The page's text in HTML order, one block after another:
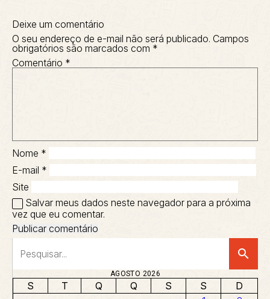
Deixe um comentário
O seu endereço de e-mail não será publicado. Campos
obrigatórios são marcados com *
Comentário *
Nome *
E-mail *
Site
Salvar meus dados neste navegador para a próxima
vez que eu comentar.
search
AGOSTO 2026
S T Q Q S S
D